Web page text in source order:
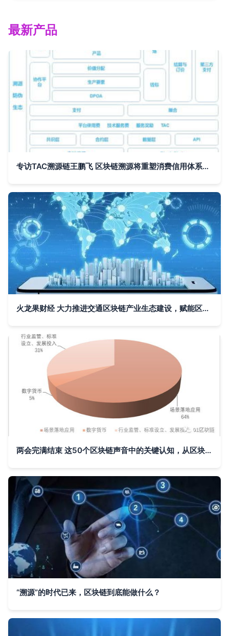
最新产品
专访TAC溯源链王鹏飞 区块链溯源将重塑消费信用体系，实用是关键
火龙果财经 大力推进交通区块链产业生态建设，赋能区块链大数据溯源信息追踪系统
两会完满结束 这50个区块链声音中的关键认知，从区块链到大数据溯源与信息追踪系统
“溯源”的时代已来，区块链到底能做什么？